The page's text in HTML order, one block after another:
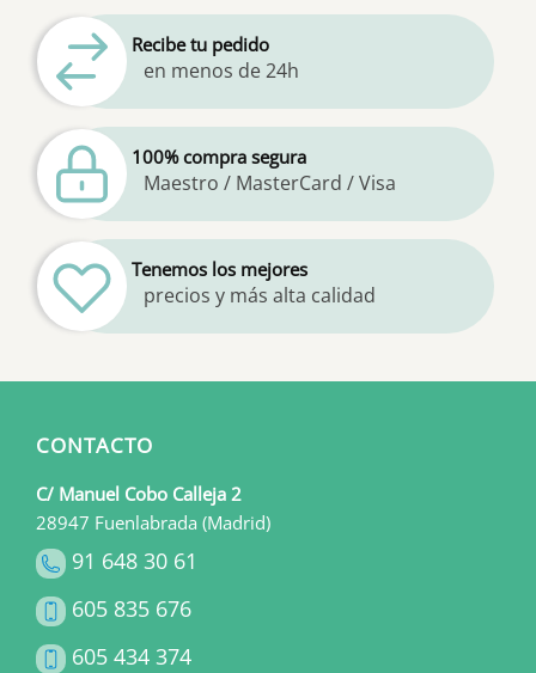
Recibe tu pedido
en menos de 24h
100% compra segura
Maestro / MasterCard / Visa
Tenemos los mejores
precios y más alta calidad
CONTACTO
C/ Manuel Cobo Calleja 2
28947 Fuenlabrada (Madrid)
91 648 30 61
605 835 676
605 434 374